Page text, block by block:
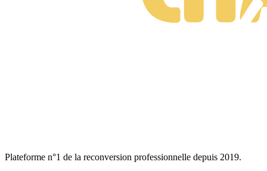
Plateforme n°1 de la reconversion professionnelle depuis 2019.